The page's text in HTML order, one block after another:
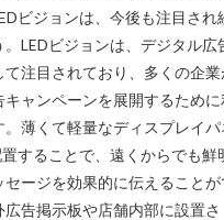
ビジョンは、今後も注目され
。LEDビジョンは、デジタル広
て注目されており、多くの企業
キャンペーンを展開するために
。薄くて軽量なディスプレイパ
置することで、遠くからでも鮮
セージを効果的に伝えることが
広告掲示板や店舗内部に設置さ